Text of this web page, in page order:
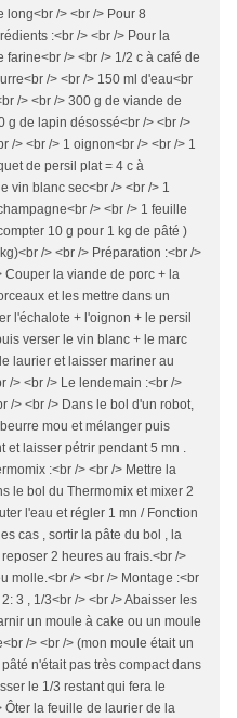
long<br /> <br /> Pour 8
:<br /> <br /> Pour la
farine<br /> <br /> 1/2 c à café de
/> <br /> 150 ml d'eau<br
/> <br /> 300 g de viande de
g de lapin désossé<br /> <br />
/> <br /> 1 oignon<br /> <br /> 1
de persil plat = 4 c à
vin blanc sec<br /> <br /> 1
/> <br /> 1 feuille
10 g pour 1 kg de pâté )
/> <br /> Préparation :<br />
Couper la viande de porc + la
et les mettre dans un
l'échalote + l'oignon + le persil
verser le vin blanc + le marc
laurier et laisser mariner au
/> <br /> Le lendemain :<br />
/> <br /> Dans le bol d'un robot,
mou et mélanger puis
et laisser pétrir pendant 5 mn .
:<br /> <br /> Mettre la
le bol du Thermomix et mixer 2
l'eau et régler 1 mn / Fonction
cas , sortir la pâte du bol , la
2 heures au frais.<br />
molle.<br /> <br /> Montage :<br
3 , 1/3<br /> <br /> Abaisser les
un moule à cake ou un moule
/> <br /> (mon moule était un
n'était pas très compact dans
le 1/3 restant qui fera le
Ôter la feuille de laurier de la